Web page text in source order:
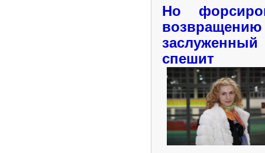
Но
спешит